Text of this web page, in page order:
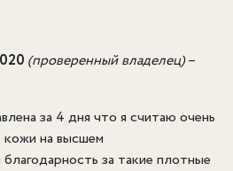
(проверенный владелец)–
за 4 дня что я считаю очень
на высшем
за такие плотные